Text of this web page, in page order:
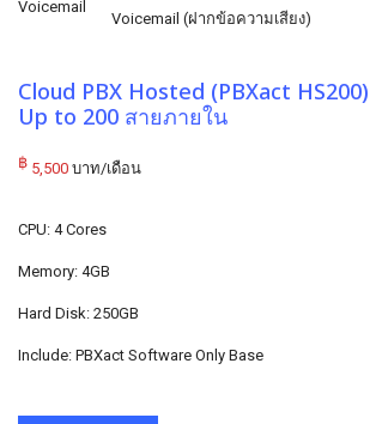
Voicemail (ฝากข้อความเสียง)
Cloud PBX Hosted (PBXact HS200)
Up to 200 สายภายใน
฿ 5,500 บาท/เดือน
CPU: 4 Cores
Memory: 4GB
Hard Disk: 250GB
Include: PBXact Software Only Base